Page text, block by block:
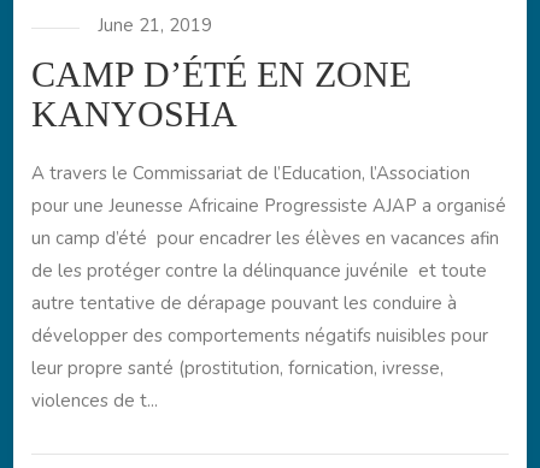
June 21, 2019
CAMP D’ÉTÉ EN ZONE
KANYOSHA
A travers le Commissariat de l’Education, l’Association
pour une Jeunesse Africaine Progressiste AJAP a organisé
un camp d’été pour encadrer les élèves en vacances afin
de les protéger contre la délinquance juvénile et toute
autre tentative de dérapage pouvant les conduire à
développer des comportements négatifs nuisibles pour
leur propre santé (prostitution, fornication, ivresse,
violences de t...